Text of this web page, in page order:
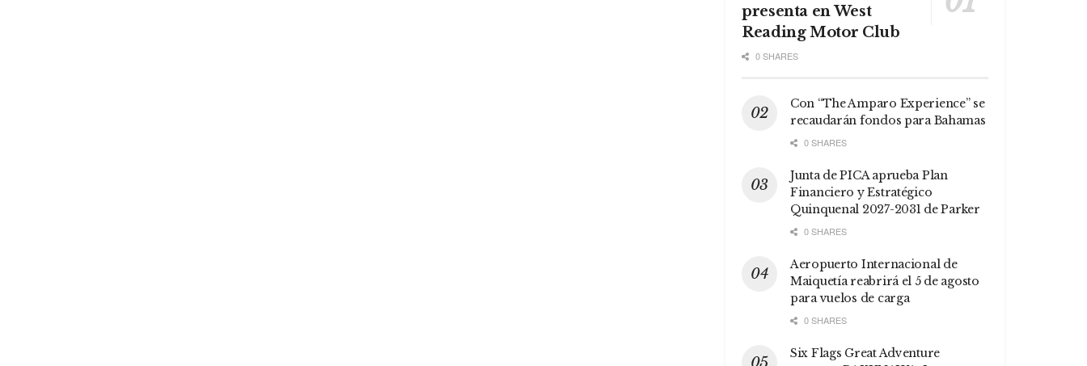
presenta en West
Reading Motor Club
0 SHARES
Con “The Amparo Experience” se
recaudarán fondos para Bahamas
0 SHARES
Junta de PICA aprueba Plan
Financiero y Estratégico
Quinquenal 2027-2031 de Parker
0 SHARES
Aeropuerto Internacional de
Maiquetía reabrirá el 5 de agosto
para vuelos de carga
0 SHARES
Six Flags Great Adventure